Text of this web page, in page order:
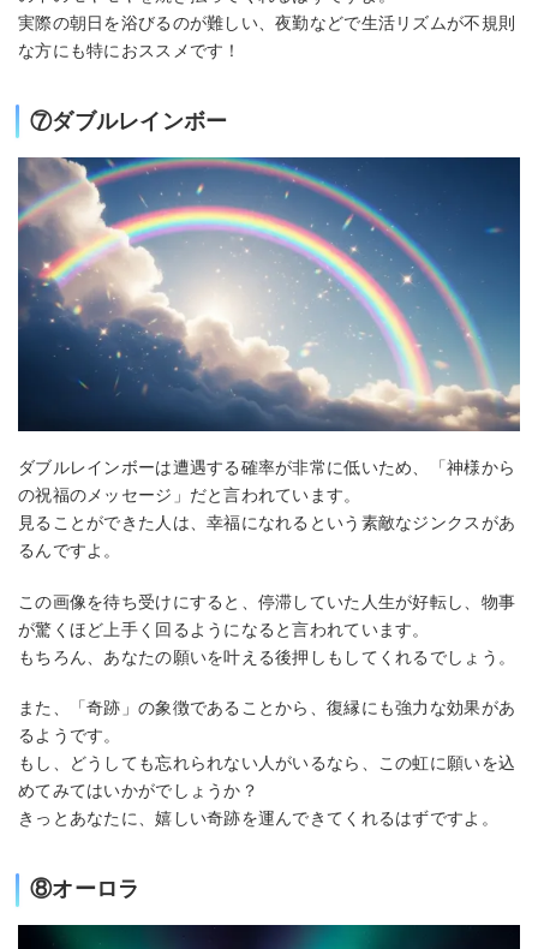
実際の朝日を浴びるのが難しい、夜勤などで生活リズムが不規則
な方にも特におススメです！
⑦ダブルレインボー
ダブルレインボーは遭遇する確率が非常に低いため、「神様から
の祝福のメッセージ」だと言われています。
見ることができた人は、幸福になれるという素敵なジンクスがあ
るんですよ。
この画像を待ち受けにすると、停滞していた人生が好転し、物事
が驚くほど上手く回るようになると言われています。
もちろん、あなたの願いを叶える後押しもしてくれるでしょう。
また、「奇跡」の象徴であることから、復縁にも強力な効果があ
るようです。
もし、どうしても忘れられない人がいるなら、この虹に願いを込
めてみてはいかがでしょうか？
きっとあなたに、嬉しい奇跡を運んできてくれるはずですよ。
⑧オーロラ